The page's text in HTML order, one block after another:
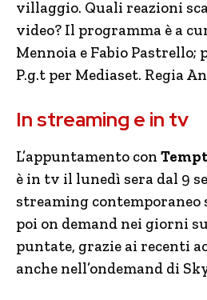
villaggio. Quali reazioni
video? Il programma è a
Mennoia e Fabio Pastrello;
P.g.t per Mediaset. Regia
In streaming e in tv
L’appuntamento con
è in tv il lunedì sera dal 9
streaming contemporaneo
poi on demand nei giorni
puntate, grazie ai recenti
anche nell’ondemand di